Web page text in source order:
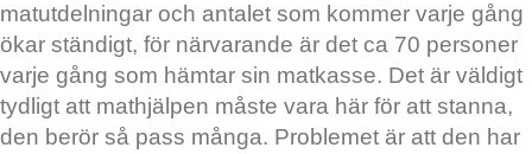
matutdelningar och antalet som kommer varje gång
ökar ständigt, för närvarande är det ca 70 personer
varje gång som hämtar sin matkasse. Det är väldigt
tydligt att mathjälpen måste vara här för att stanna,
den berör så pass många. Problemet är att den har